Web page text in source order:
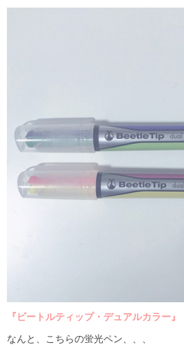
『ビートルティップ・デュアルカラー』
なんと、こちらの蛍光ペン、、、